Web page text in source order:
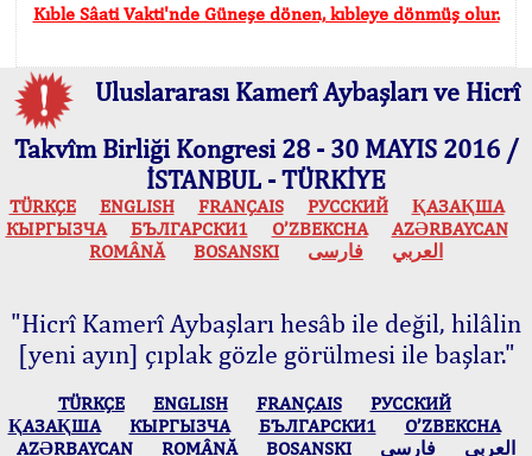
Kıble Sâati Vakti'nde Güneşe dönen, kıbleye dönmüş olur.
Uluslararası Kamerî Aybaşları ve Hicrî
Takvîm Birliği Kongresi 28 - 30 MAYIS 2016 /
İSTANBUL - TÜRKİYE
TÜRKÇE ENGLISH FRANÇAIS РУССКИЙ
ҚАЗАҚША
КЫPГЫЗЧA
БЪЛГАРСКИ1 O’ZBEKCHA
AZӘRBAYCAN
ROMÂNĂ
BOSANSKI العربي فارسی
"Hicrî Kamerî Aybaşları hesâb ile değil, hilâlin
[yeni ayın] çıplak gözle görülmesi ile başlar."
TÜRKÇE ENGLISH FRANÇAIS
РУССКИЙ
ҚАЗАҚША
КЫPГЫЗЧA БЪЛГАРСКИ1
O’ZBEKCHA
AZӘRBAYCAN
ROMÂNĂ BOSANSKI العربي فارسی